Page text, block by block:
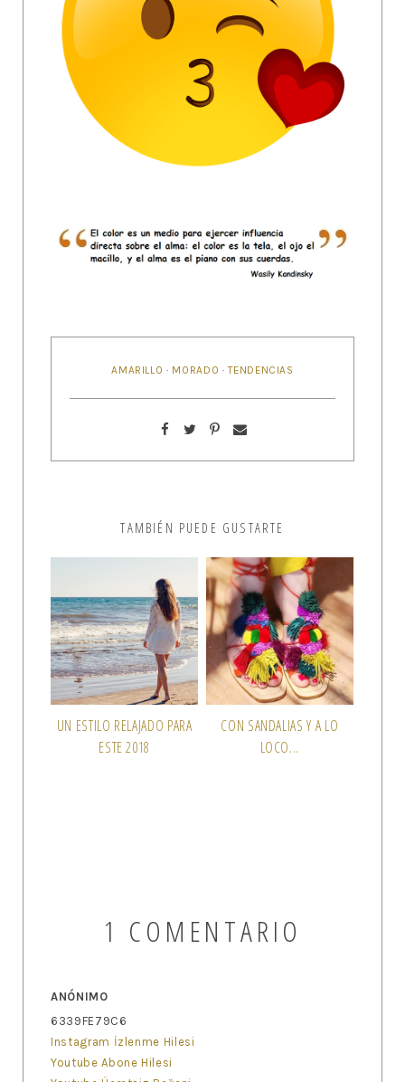
AMARILLO · MORADO ·TENDENCIAS
TAMBIÉN PUEDE GUSTARTE
UN ESTILO RELAJADO PARA
ESTE 2018
CON SANDALIAS Y A LO
LOCO...
1 COMENTARIO
ANÓNIMO
6339FE79C6
Instagram İzlenme Hilesi
Youtube Abone Hilesi